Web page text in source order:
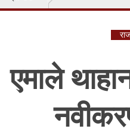
एमाले